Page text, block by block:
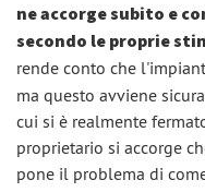
ne accorge subito e
secondo le proprie
rende conto che
ma questo avviene
cui si è realmente
proprietario si accorge
pone il problema di